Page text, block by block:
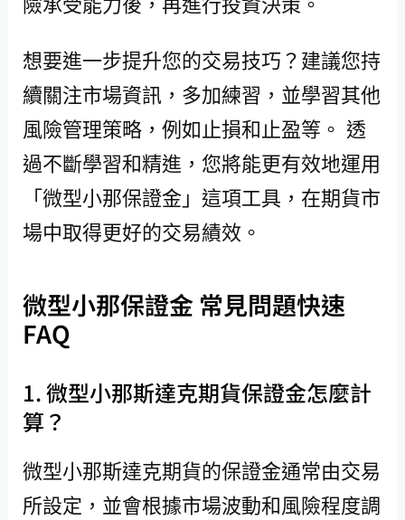
想要進一步提升您的交易技巧？建議您持
續關注市場資訊，多加練習，並學習其他
風險管理策略，例如止損和止盈等。 透
過不斷學習和精進，您將能更有效地運用
「微型小那保證金」這項工具，在期貨市
場中取得更好的交易績效。
微型小那保證金 常見問題快速
FAQ
1. 微型小那斯達克期貨保證金怎麼計
算？
微型小那斯達克期貨的保證金通常由交易
所設定，並會根據市場波動和風險程度調